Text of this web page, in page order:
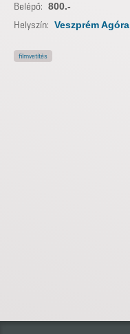
Belépő: 800.-
Helyszín: Veszprém Agóra
filmvetítés